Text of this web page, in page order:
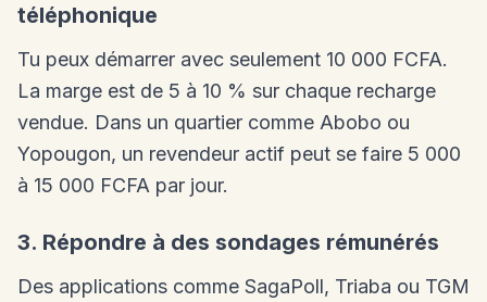
téléphonique
Tu peux démarrer avec seulement 10 000 FCFA.
La marge est de 5 à 10 % sur chaque recharge
vendue. Dans un quartier comme Abobo ou
Yopougon, un revendeur actif peut se faire 5 000
à 15 000 FCFA par jour.
3. Répondre à des sondages rémunérés
Des applications comme SagaPoll, Triaba ou TGM